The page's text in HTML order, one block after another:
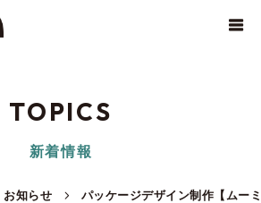
TOPICS
新着情報
お知らせ パッケージデザイン制作【ムー